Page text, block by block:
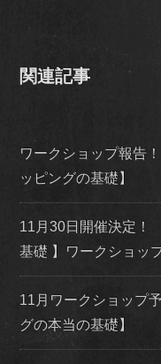
関連記事
ワークショップ報告
ッピングの基礎】
11月30日開催決定！
基礎 】ワークショッ
11月ワークショップ
グの本当の基礎】